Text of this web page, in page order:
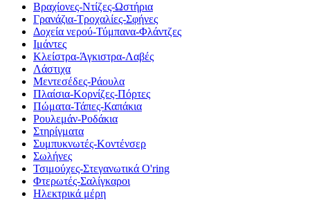
Βραχίονες-Ντίζες-Ωστήρια
Γρανάζια-Τροχαλίες-Σφήνες
Δοχεία νερού-Τύμπανα-Φλάντζες
Ιμάντες
Κλείστρα-Άγκιστρα-Λαβές
Λάστιχα
Μεντεσέδες-Ράουλα
Πλαίσια-Κορνίζες-Πόρτες
Πώματα-Τάπες-Καπάκια
Ρουλεμάν-Ροδάκια
Στηρίγματα
Συμπυκνωτές-Κοντένσερ
Σωλήνες
Τσιμούχες-Στεγανωτικά O'ring
Φτερωτές-Σαλίγκαροι
Ηλεκτρικά μέρη